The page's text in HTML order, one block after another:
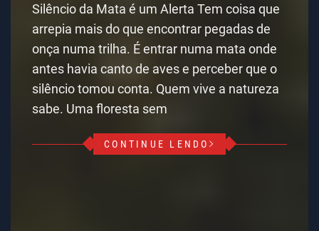
Silêncio da Mata é um Alerta Tem coisa que
arrepia mais do que encontrar pegadas de
onça numa trilha. É entrar numa mata onde
antes havia canto de aves e perceber que o
silêncio tomou conta. Quem vive a natureza
sabe. Uma floresta sem
CONTINUE LENDO